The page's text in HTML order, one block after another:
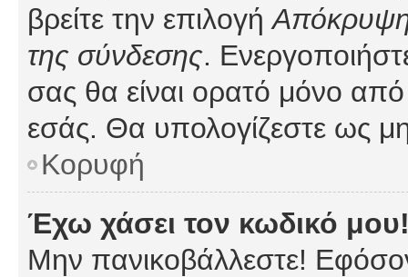
βρείτε την επιλογήΑπόκρυψη
της σύνδεσης.
σας θα είναι ορατό μόνο από
εσάς. Θα υπολογίζεστε ως
Κορυφή
Έχω χάσει τον κωδικό
Μην πανικοβάλλεστε!